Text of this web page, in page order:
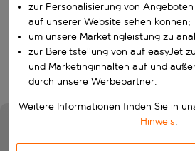
Suchen
zur Personalisierung von
auf unserer Website sehen können;
um unsere Marketingleistung zu
zur Bereitstellung von auf easyJet
und Marketinginhalten auf und
durch unsere Werbepartner.
Weitere Informationen finden Sie in
Hinweis.